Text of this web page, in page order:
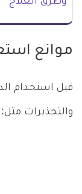
موانع
قبل استخدام
والتحذيرات مثل: